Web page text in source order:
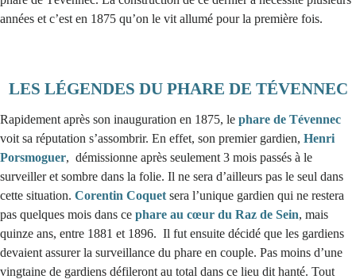
années et c’est en 1875 qu’on le vit allumé pour la première fois.
LES LÉGENDES DU PHARE DE TÉVENNEC
Rapidement après son inauguration en 1875, le phare de Tévennec
voit sa réputation s’assombrir. En effet, son premier gardien, Henri
Porsmoguer, démissionne après seulement 3 mois passés à le
surveiller et sombre dans la folie. Il ne sera d’ailleurs pas le seul dans
cette situation. Corentin Coquet sera l’unique gardien qui ne restera
pas quelques mois dans ce phare au cœur du Raz de Sein, mais
quinze ans, entre 1881 et 1896. Il fut ensuite décidé que les gardiens
devaient assurer la surveillance du phare en couple. Pas moins d’une
vingtaine de gardiens défileront au total dans ce lieu dit hanté. Tout